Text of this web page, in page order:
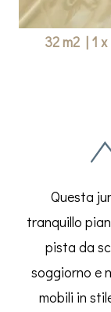
32 m2 | 1
Questa
tranquillo
pista da
soggiorno e
mobili in